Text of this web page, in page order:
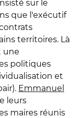
sur le
que l'exécutif
territoires. Là
une
politiques
et
Emmanuel
leurs
maires réunis